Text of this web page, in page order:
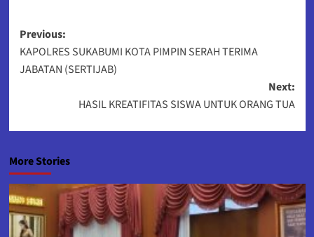
Post
navigation
Previous:
KAPOLRES SUKABUMI KOTA PIMPIN SERAH TERIMA
JABATAN (SERTIJAB)
Next:
HASIL KREATIFITAS SISWA UNTUK ORANG TUA
More Stories